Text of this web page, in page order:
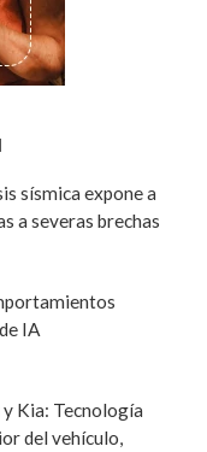
sísmica expone a
a severas brechas
IA
Kia: Tecnología
del vehículo,